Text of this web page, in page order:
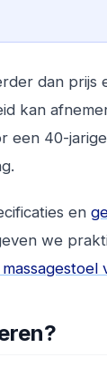
dan prijs
kan
een 40-
en
we